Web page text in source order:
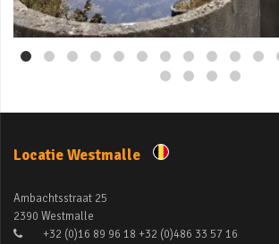
Mei 3
Locatie Westmalle
Ambachtsstraat 25
2390 Westmalle
+32 (0)16 89 96 18 +32 (0)486 33 57 16